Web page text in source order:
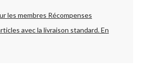
les membres Récompenses
avec la livraison standard.En